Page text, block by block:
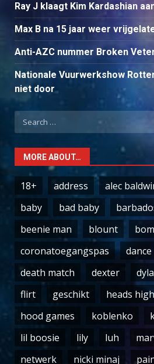
Ray J klaagt Kim Kardashian
Max B na 15 jaar weer
Anti-AZC nummer Broken
Nationale Vuurwerkshow
niet door
Search
for:
MORE ABOUT…
18+ address alec
baby
bad baby
beenie man
blount
coronatoegangspas
dance
death match
dexter
flirt
geschikt heads high
hood games
koblenko
lil boosie
lily luh
netwerk
nicki minaj